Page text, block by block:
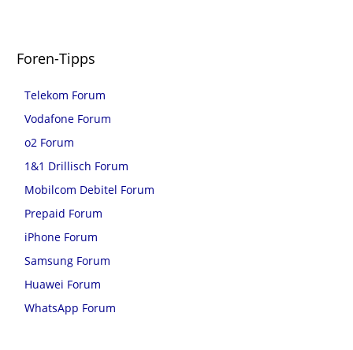
Foren-Tipps
Telekom Forum
Vodafone Forum
o2 Forum
1&1 Drillisch Forum
Mobilcom Debitel Forum
Prepaid Forum
iPhone Forum
Samsung Forum
Huawei Forum
WhatsApp Forum